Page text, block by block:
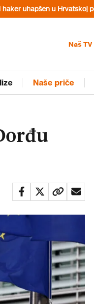
u Hrvatskoj povezan sa BIA
Naš TV
Naše priče